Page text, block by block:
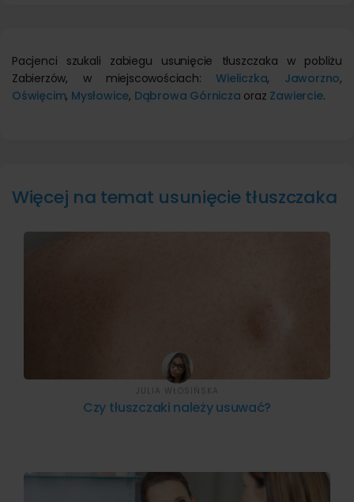
Pacjenci szukali zabiegu usunięcie tłuszczaka w pobliżu
Zabierzów, w miejscowościach:Wieliczka, Jaworzno,
Oświęcim, Mysłowice, Dąbrowa Górnicza oraz Zawiercie.
Więcej na temat usunięcie tłuszczaka
Czy tłuszczaki należy usuwać?
JULIA WŁOSIŃSKA